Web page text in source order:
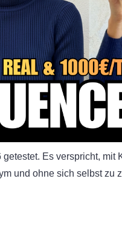
Es verspricht, mit
und ohne sich selbst zu